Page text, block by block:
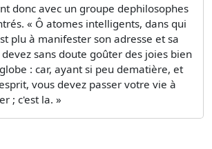
donc avec un groupe dephilosophes
« Ô atomes intelligents, dans qui
plu à manifester son adresse et sa
sans doute goûter des joies bien
: car, ayant si peu dematière, et
vous devez passer votre vie à
; c'est la. »